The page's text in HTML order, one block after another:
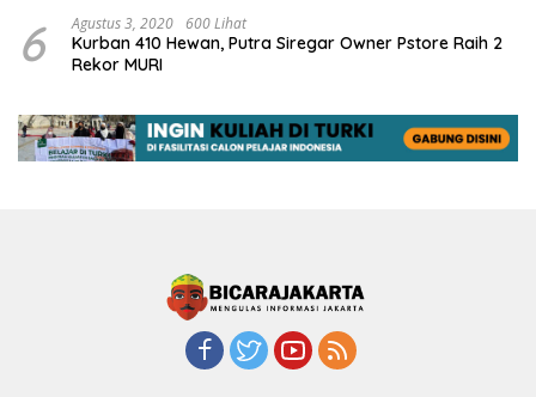
6 Agustus 3, 2020 600 Lihat
Kurban 410 Hewan, Putra Siregar Owner Pstore Raih 2
Rekor MURI